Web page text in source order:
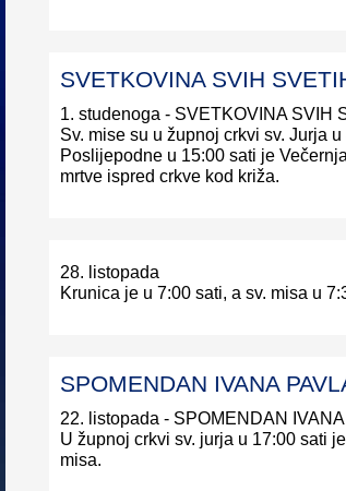
SVETKOVINA SVIH
1. studenoga - SVETKOVINA SVIH
Sv. mise su u župnoj crkvi sv. Jurja
Poslijepodne u 15:00 sati je
mrtve ispred crkve kod križa.
28. listopada
Krunica je u 7:00 sati, a sv. misa u
SPOMENDAN IVANA
22. listopada - SPOMENDAN IVANA
U župnoj crkvi sv. jurja u 17:00 sati
misa.